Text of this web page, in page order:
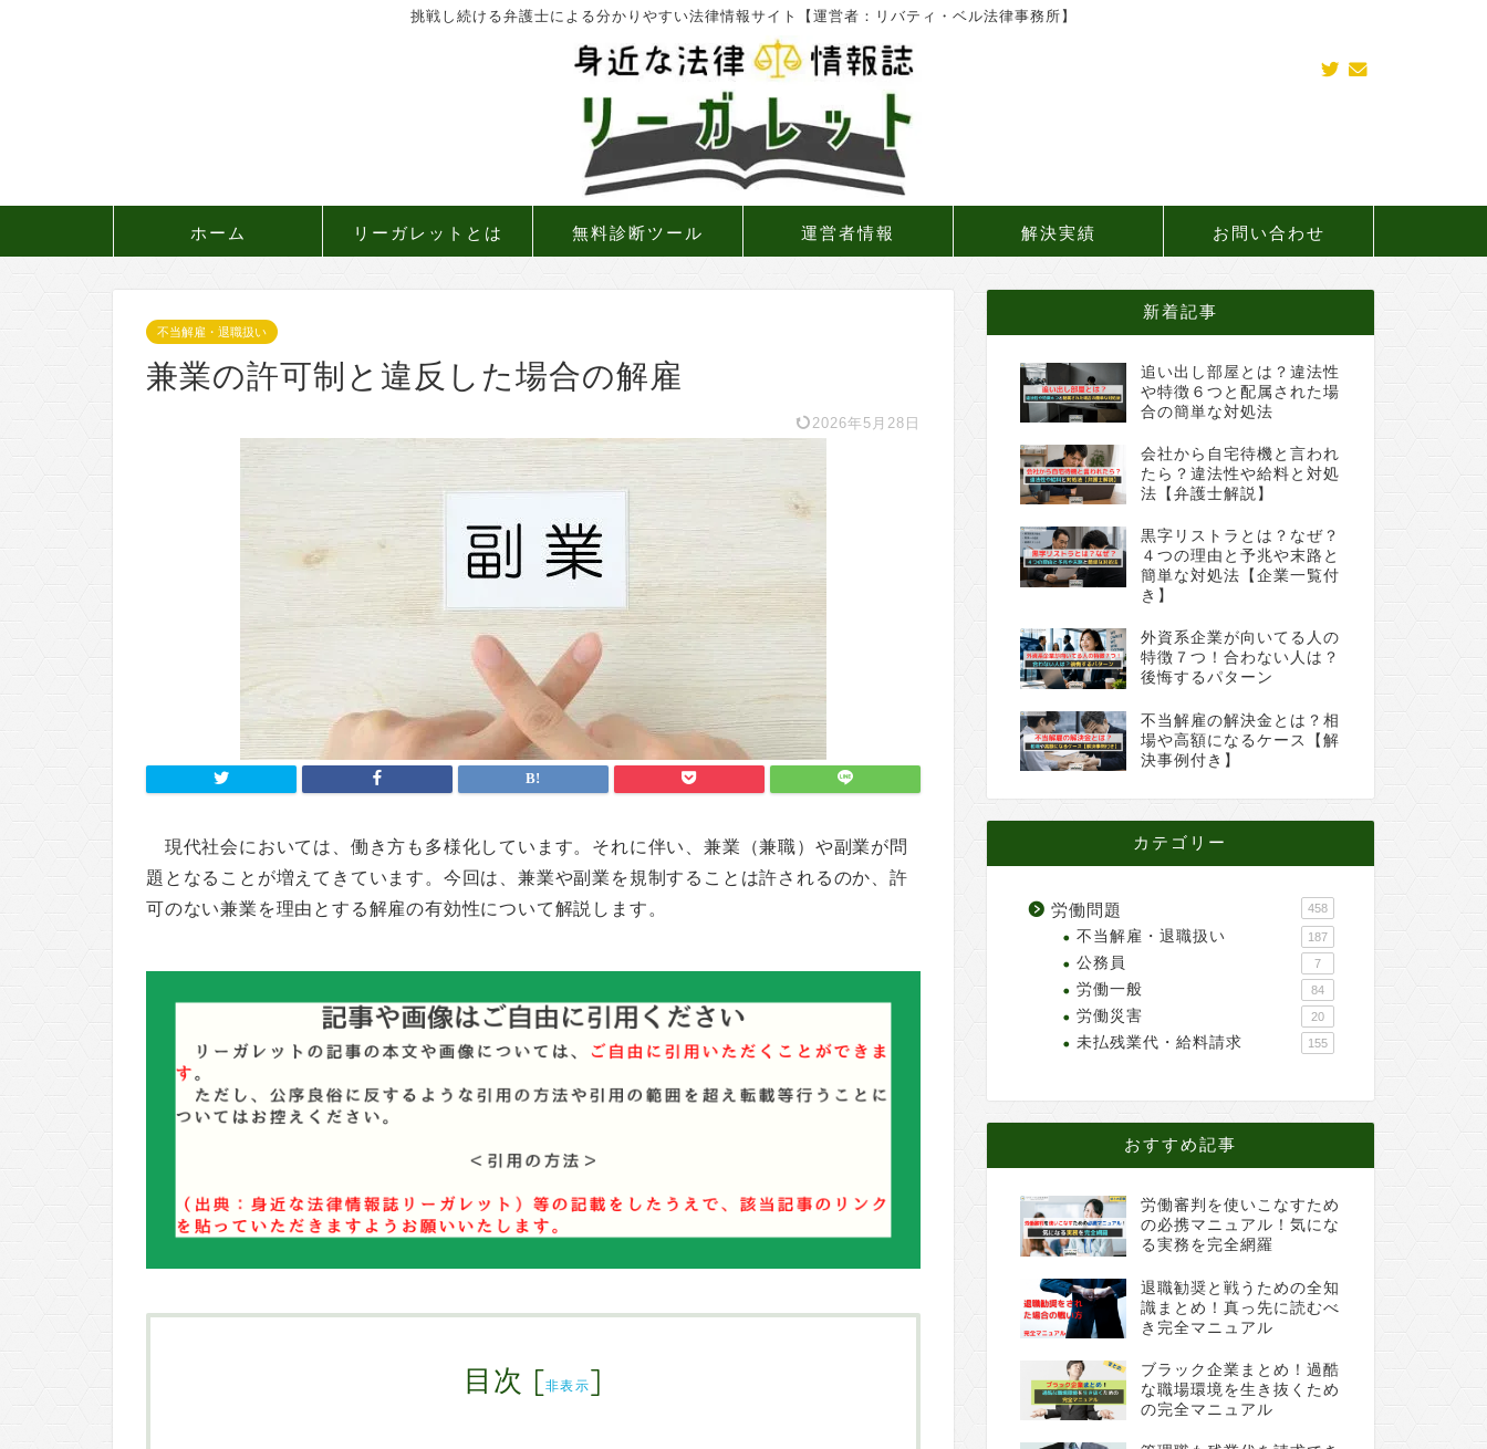
挑戦し続ける弁護士による分かりやすい法律情報サイト【運営者：リバティ・ベル法律事務所】
ホーム リーガレットとは 無料診断ツール 運営者情報 解決実績 お問い合わせ
不当解雇・退職扱い
兼業の許可制と違反した場合の解雇
2026年5月28日
現代社会においては、働き方も多様化しています。それに伴い、兼業（兼職）や副業が問
題となることが増えてきています。今回は、兼業や副業を規制することは許されるのか、許
可のない兼業を理由とする解雇の有効性について解説します。
目次 [非表示]
新着記事
追い出し部屋とは？違法性
や特徴６つと配属された場
合の簡単な対処法
会社から自宅待機と言われ
たら？違法性や給料と対処
法【弁護士解説】
黒字リストラとは？なぜ？
４つの理由と予兆や末路と
簡単な対処法【企業一覧付
き】
外資系企業が向いてる人の
特徴７つ！合わない人は？
後悔するパターン
不当解雇の解決金とは？相
場や高額になるケース【解
決事例付き】
カテゴリー
労働問題 458
不当解雇・退職扱い 187
公務員 7
労働一般 84
労働災害 20
未払残業代・給料請求 155
おすすめ記事
労働審判を使いこなすため
の必携マニュアル！気にな
る実務を完全網羅
退職勧奨と戦うための全知
識まとめ！真っ先に読むべ
き完全マニュアル
ブラック企業まとめ！過酷
な職場環境を生き抜くため
の完全マニュアル